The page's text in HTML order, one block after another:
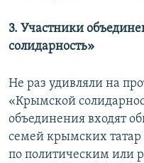
3. Участники
солидарность»
Не раз удивляли на
«Крымской
объединения входят
семей крымских
по политическим или